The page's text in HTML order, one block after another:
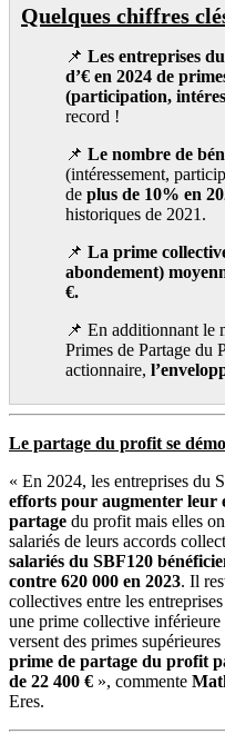
Quelques chiffres
📌 Les entreprises
d’€ en 2024 de
(participation,
record !
📌 Le nombre de
(intéressement,
de plus de 10% en
historiques de 2021.
📌 La prime
abondement)
€.
📌 En additionnant le
Primes de Partage du
actionnaire,
Le partage du profit se
« En 2024, les entreprises du
efforts pour augmenter leur
partage du profit mais elles
salariés de leurs accords
salariés du SBF120
contre 620 000 en 2023. Il
collectives entre les
une prime collective
versent des primes
prime de partage du profit
de 22 400 € », commente
Eres.